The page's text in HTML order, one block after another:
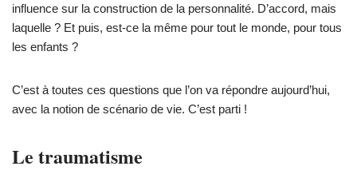
influence sur la construction de la personnalité. D’accord, mais
laquelle ? Et puis, est-ce la même pour tout le monde, pour tous
les enfants ?
C’est à toutes ces questions que l’on va répondre aujourd’hui,
avec la notion de scénario de vie. C’est parti !
Le traumatisme